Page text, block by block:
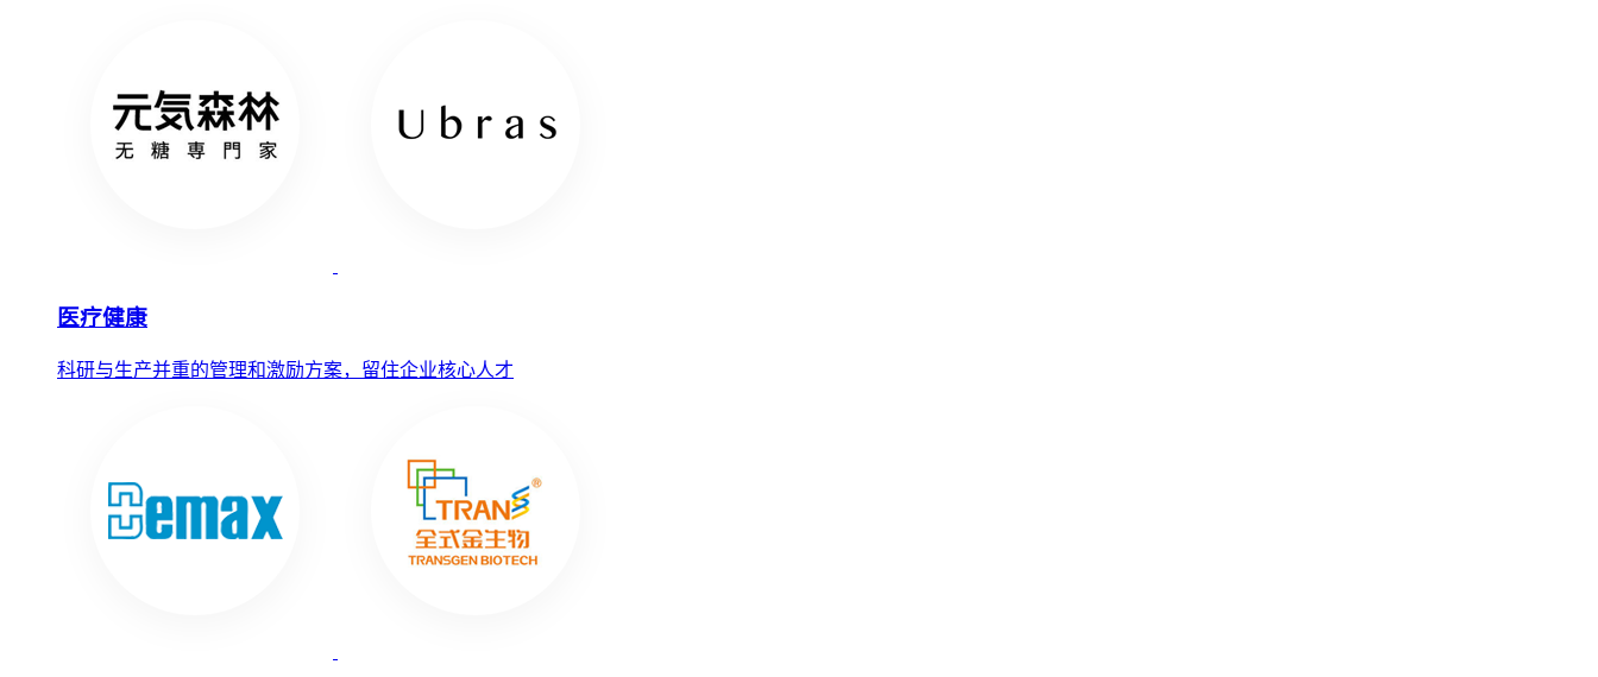
医疗健康
科研与生产并重的管理和激励方案，留住企业核心人才